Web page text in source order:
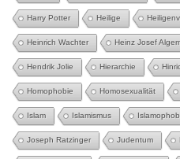
Harry Potter Heilige
Heinrich Wachter Heinz Josef
Hendrik Jolie Hierarchie
Homophobie Homosexualität
Islam Islamismus
Joseph Ratzinger Judentum